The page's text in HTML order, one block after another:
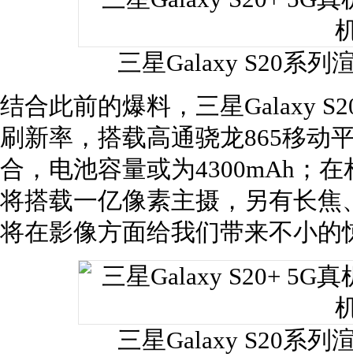
三星Galaxy S20系列
结合此前的爆料，三星Galaxy
刷新率，搭载高通骁龙865移动
合，电池容量或为4300mAh；在
将搭载一亿像素主摄，另有长焦
将在影像方面给我们带来不小的
三星Galaxy S20系列